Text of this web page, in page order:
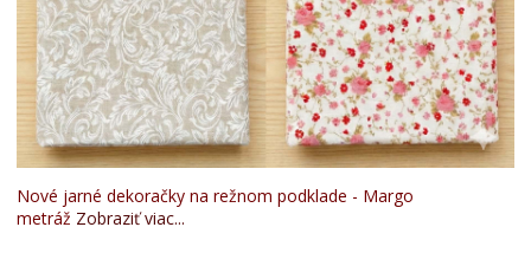
Nové jarné dekoračky na režnom podklade - Margo
metráž Zobraziť viac...